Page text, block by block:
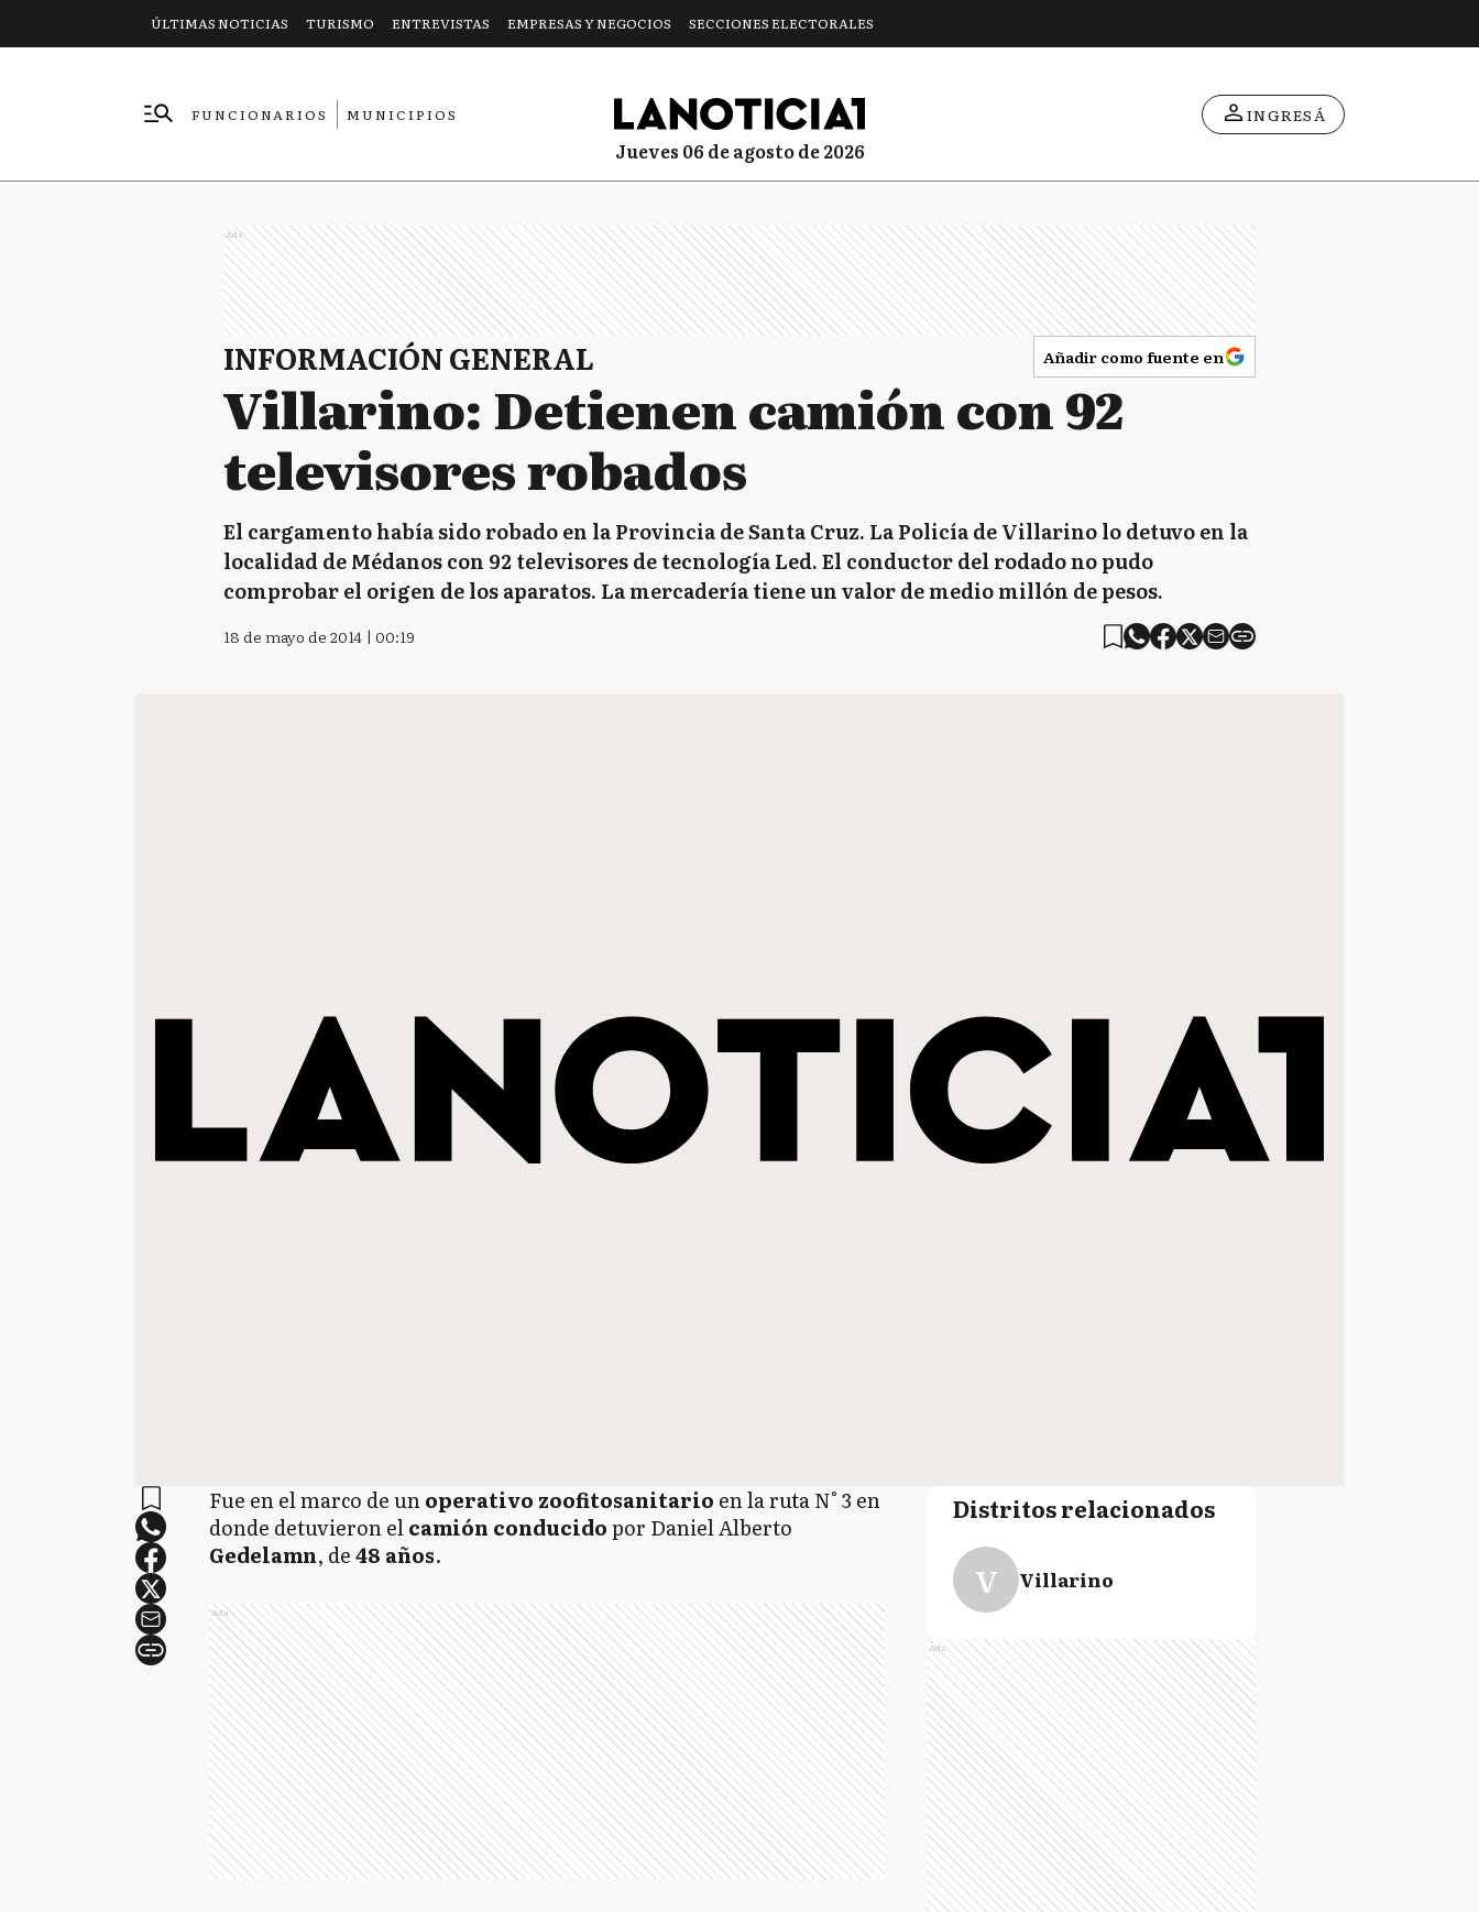
ÚLTIMAS NOTICIAS TURISMO ENTREVISTAS EMPRESAS Y NEGOCIOS SECCIONES ELECTORALES
FUNCIONARIOS
MUNICIPIOS
jueves 06 de agosto de 2026
INGRESÁ
Ads
INFORMACIÓN GENERAL Añadir como fuente en
Villarino: Detienen camión con 92
televisores robados
El cargamento había sido robado en la Provincia de Santa Cruz. La Policía de Villarino lo detuvo en la
localidad de Médanos con 92 televisores de tecnología Led. El conductor del rodado no pudo
comprobar el origen de los aparatos. La mercadería tiene un valor de medio millón de pesos.
18 de mayo de 2014 | 00:19
Fue en el marco de unoperativo zoofitosanitario en la ruta N° 3 en
donde detuvieron elcamión conducidopor Daniel Alberto
Gedelamn, de48 años.
Ads
Distritos relacionados
V Villarino
Ads